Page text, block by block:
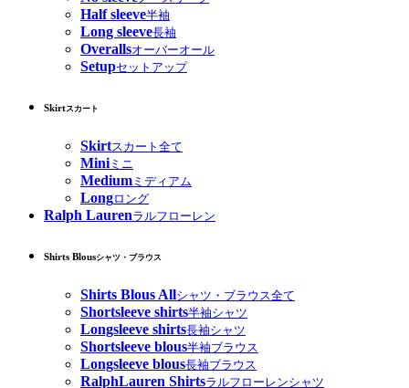
Half sleeve半袖
Long sleeve長袖
Overallsオーバーオール
Setupセットアップ
Skirtスカート
Skirtスカート全て
Miniミニ
Medium ミディアム
Longロング
Ralph Laurenラルフローレン
Shirts Blousシャツ・ブラウス
Shirts Blous Allシャツ・ブラウス全て
Shortsleeve shirts半袖シャツ
Longsleeve shirts長袖シャツ
Shortsleeve blous半袖ブラウス
Longsleeve blous長袖ブラウス
RalphLauren Shirtsラルフローレンシャツ